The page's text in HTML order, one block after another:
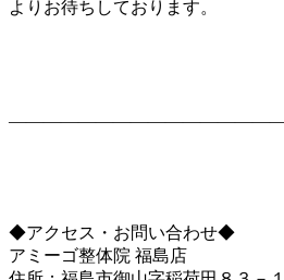
よりお待ちしております。
◆アクセス・お問い合わせ◆
アミーゴ整体院 福島店